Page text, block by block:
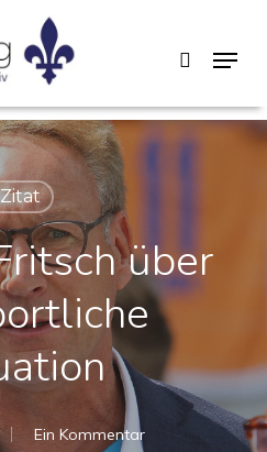
search
Menu
Zitat
über
Ein Kommentar